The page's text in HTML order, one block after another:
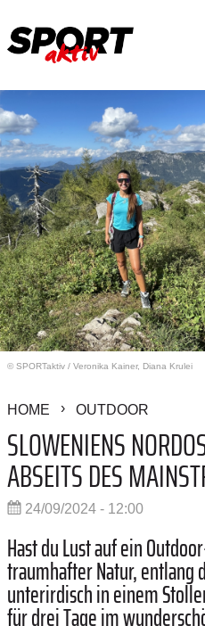
© SPORTaktiv / Veronika Kainer, Diana Krulei
HOME OUTDOOR
SLOWENIENS
ABSEITS DES
24/09/2024 - 12:00
Hast du Lust auf ein
traumhafter Natur, entlang
unterirdisch in einem
für drei Tage im